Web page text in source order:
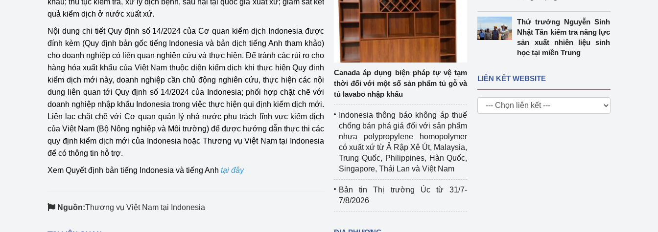
làm việc ở môi trường không có nguy
Cơ sở sản xuất, sửa chữa chai chứa
LPG
Tổ chức huấn luyện, bồi dưỡng
nghiệp vụ kiểm định kỹ thuật an toàn
lao động
Quản lý thị trường
Sử dụng năng lượng tiết kiệm và
hiệu quả
Hiệu quả năng lượng
Khoa học, công nghệ và đổi mới sáng
tạo
Thông báo
Bảo vệ môi trường Video bảo vệ môi trường
Album ảnh bảo vệ môi trường
Đọc báo giúp bạn
Bảo vệ nền tảng tư tưởng của Đảng
Xúc tiến thương mại Khu vực miền Bắc
khẩu; thủ tục kiểm tra, xử lý dịch bệnh, sâu hại tại quốc gia xuất xứ; giám sát kết
quả kiểm dịch ở nước xuất xứ.
Nội dung chi tiết Quy định số 14/2024 của Cơ quan kiểm dịch Indonesia được
đính kèm (Quy định bản gốc tiếng Indonesia và bản dịch tiếng Anh tham khảo)
cho doanh nghiệp có liên quan nghiên cứu và thực hiện. Để tránh các rủi ro cho
hàng hóa xuất khẩu của Việt Nam thuộc diện kiểm dịch khi thực hiện Quy định
kiểm dịch mới này, doanh nghiệp cần chủ động nghiên cứu, thực hiện các nội
dung liên quan tới Quy định số 14/2024 của Indonesia; phối hợp chặt chẽ với
doanh nghiệp nhập khẩu Indonesia trong việc thực hiện qui định kiểm dịch mới.
Liên lạc chặt chẽ với Cơ quan quản lý nhà nước phụ trách lĩnh vực kiểm dịch
của Việt Nam (Bộ Nông nghiệp và Môi trường) để được hướng dẫn thực thi các
quy định kiểm dịch mới của Indonesia hoặc Thương vụ Việt Nam tại Indonesia
để có thông tin hỗ trợ.
Xem Quyết định bản tiếng Indonesia và tiếng Anh tại đây
Nguồn:Thương vụ Việt Nam tại Indonesia
Canada áp dụng biện pháp tự vệ tạm
thời đối với một số sản phẩm tủ gỗ và
tủ lavabo nhập khẩu
Indonesia thông báo không áp thuế
chống bán phá giá đối với sản phẩm
nhựa polypropylene homopolymer
có xuất xứ từ Ả Rập Xê Út, Malaysia,
Trung Quốc, Philippines, Hàn Quốc,
Singapore, Thái Lan và Việt Nam
Bản tin Thị trường Úc từ 31/7-
7/8/2026
Thứ trưởng Nguyễn Sinh
Nhật Tân kiểm tra năng lực
sản xuất nhiên liệu sinh
học tại miền Trung
LIÊN KẾT WEBSITE